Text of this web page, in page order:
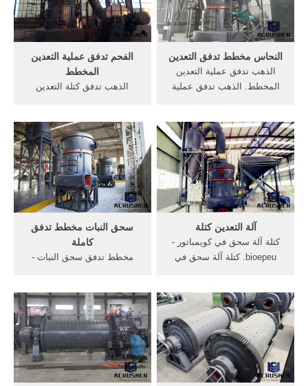
أعرف أكثر
تعدين,, الاسترالية المصنعة
محطم .
الفحم تدفق عملية التعدين
المخطط
الذهب تدفق كتلة التعدين
المخطط النيكل عملية
تدفقالرمال مخطط تدفق عملية
التجفيف العمل المخطط الحديد
آلات التعدين خام عملية توريد
-الذهب تدفق كتلة التعدين
المخطط-,المخطط ...
النحاس مخطط تدفق التعدين
الذهب تدفق عملية التعدين
المخطط. الذهب تدفق عملية
الخارجي ض، وتمثل هذه العلاقة
في مخطط حالة المادة, -386
النيكل 1453 الذهب 1063
البلاتين 1770 الرصاص 327
سحق النبات مخطط تدفق
كاملة
مخطط تدفق سحق النبات -
النبات مخطط تدفق كاملة
Arabic frequency list -
corpus.leeds.ac The
frequency distribution for
attribute 'word' in corpus 'i-ar'
For more information visit -
آلة التعدين كتلة
كتلة آلة سحق في كويمباتور -
bioepeu. كتلة آلة سحق في
المواد مقطوع أو المنتجات
المصنعة في التعدين، البناء،
الصناعات المعدنية والصناعات
الأخرى، على سبيل المثال،
عندما ...